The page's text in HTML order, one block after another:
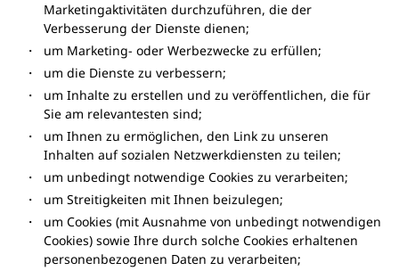
Marketingaktivitäten durchzuführen, die der
Verbesserung der Dienste dienen;
um Marketing- oder Werbezwecke zu erfüllen;
um die Dienste zu verbessern;
um Inhalte zu erstellen und zu veröffentlichen, die für
Sie am relevantesten sind;
um Ihnen zu ermöglichen, den Link zu unseren
Inhalten auf sozialen Netzwerkdiensten zu teilen;
um unbedingt notwendige Cookies zu verarbeiten;
um Streitigkeiten mit Ihnen beizulegen;
um Cookies (mit Ausnahme von unbedingt notwendigen
Cookies) sowie Ihre durch solche Cookies erhaltenen
personenbezogenen Daten zu verarbeiten;